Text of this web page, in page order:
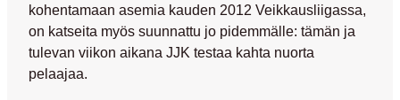
kohentamaan asemia kauden 2012 Veikkausliigassa,
on katseita myös suunnattu jo pidemmälle: tämän ja
tulevan viikon aikana JJK testaa kahta nuorta
pelaajaa.